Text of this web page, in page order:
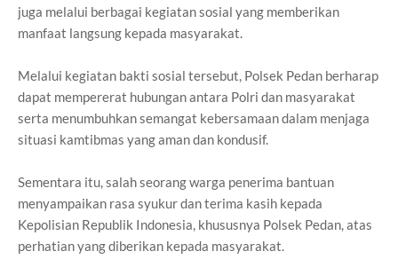
juga melalui berbagai kegiatan sosial yang memberikan
manfaat langsung kepada masyarakat.
Melalui kegiatan bakti sosial tersebut, Polsek Pedan berharap
dapat mempererat hubungan antara Polri dan masyarakat
serta menumbuhkan semangat kebersamaan dalam menjaga
situasi kamtibmas yang aman dan kondusif.
Sementara itu, salah seorang warga penerima bantuan
menyampaikan rasa syukur dan terima kasih kepada
Kepolisian Republik Indonesia, khususnya Polsek Pedan, atas
perhatian yang diberikan kepada masyarakat.